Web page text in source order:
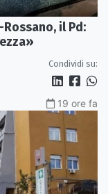
il Pd:
Condividi su:
19 ore fa